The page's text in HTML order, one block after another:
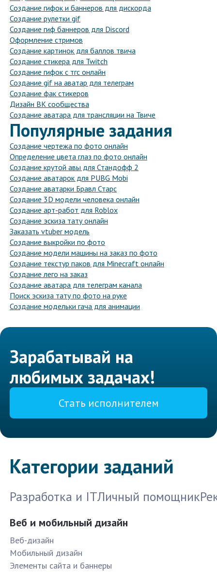
Создание гифок и баннеров для дискорда
Создание рулетки gif
Создание гиф баннеров для Discord
Оформление стримов
Создание картинок для баллов твича
Создание стикера для Twitch
Создание гифок с тгс онлайн
Создание gif на аватар для телеграм
Создание фак стикеров
Дизайн ВК сообщества
Создание аватара для трансляции на Твиче
Популярные задания
Создание чертежа по фото онлайн
Определение цвета глаз по фото онлайн
Создание крутой авы для Стандофф 2
Создание аватарок для PUBG Mobi
Создание аватарки Бравл Старс
Создание 3D модели человека онлайн
Создание арт-работ для Roblox
Создание эскиза тату онлайн
Заказать vtuber модель
Создание выкройки по фото
Создание модели машины на заказ по фото
Создание текстур паков для Minecraft онлайн
Создание лего на заказ
Создание аватара для телеграм канала
Поиск эскиза тату по фото на руке
Создание модельки гача для анимации
Зарабатывай на
любимых задачах!
Стать исполнителем
Категории заданий
Разработка и ITЛичный помощник
Веб и мобильный дизайн
Веб-дизайн
Мобильный дизайн
Элементы сайта и баннеры